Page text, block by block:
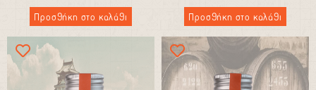
Προσθήκη στο καλάθι Προσθήκη στο καλάθι